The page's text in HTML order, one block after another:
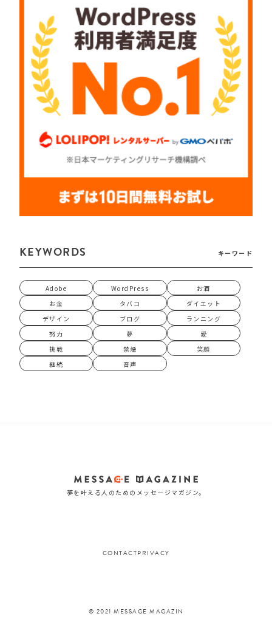
KEYWORDS キーワード
Adobe WordPress
お酒
お金
タバコ
ダイエット
デザイン
ブログ
ランニング
努力
夢
愛
挑戦
禁煙
笑顔
継続
音声
夢を叶える人のためのメッセージマガジン。
CONTACTPRIVACY
© 2021 MESSAGE MAGAZIN